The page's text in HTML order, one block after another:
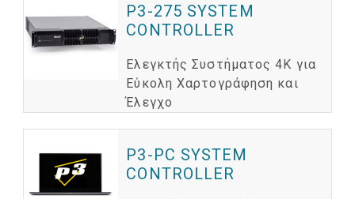
P3-275 SYSTEM
CONTROLLER
Ελεγκτής Συστήματος 4K για
Εύκολη Χαρτογράφηση και
Έλεγχο
P3-PC SYSTEM
CONTROLLER